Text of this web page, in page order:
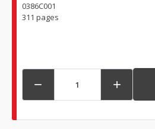
0386C001
311 pages
 